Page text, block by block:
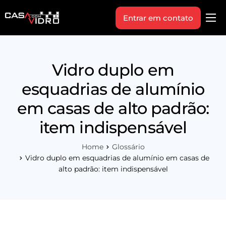
Produtos
Blog
Workshop
Sobre Nós
Entrar em contato
Vidro duplo em
esquadrias de alumínio
em casas de alto padrão:
item indispensável
Home
Glossário
Vidro duplo em esquadrias de alumínio em casas de
alto padrão: item indispensável